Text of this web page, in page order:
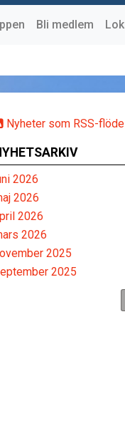
Bli medlem
Nyheter som RSS-flöde
2026
2026
2026
2026
2025
2025